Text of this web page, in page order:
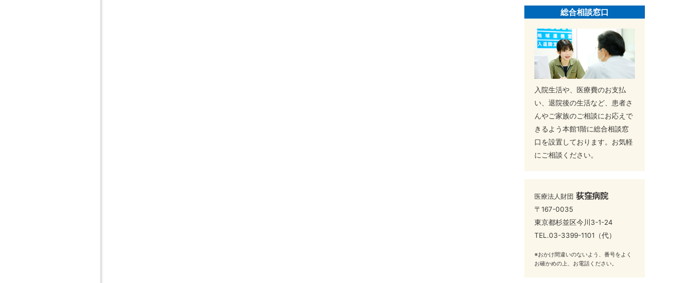
総合相談窓口
入院生活や、医療費のお支払
い、退院後の生活など、患者さ
んやご家族のご相談にお応えで
きるよう本館1階に総合相談窓
口を設置しております。お気軽
にご相談ください。
医療法人財団 荻窪病院
〒167-0035
東京都杉並区今川3-1-24
TEL.03-3399-1101 （代）
※おかけ間違いのないよう、番号をよく
お確かめの上、お電話ください。